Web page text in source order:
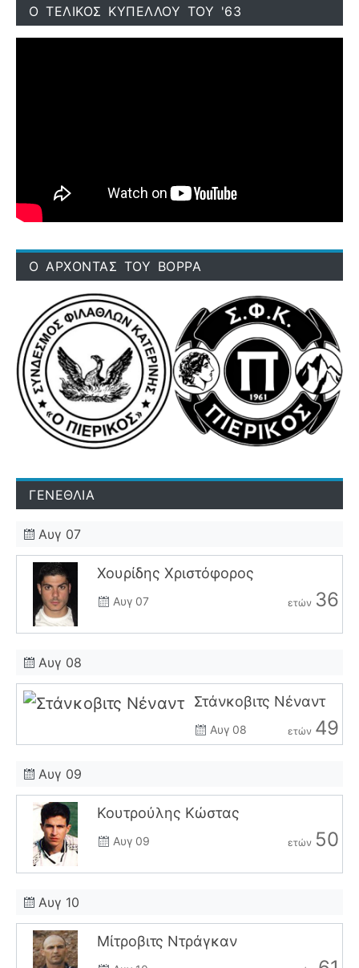
Ο ΤΕΛΙΚΟΣ ΚΥΠΕΛΛΟΥ ΤΟΥ '63
Ο ΑΡΧΟΝΤΑΣ ΤΟΥ ΒΟΡΡΑ
ΓΕΝΕΘΛΙΑ
Αυγ 07
Χουρίδης Χριστόφορος
Αυγ 07 ετών 36
Αυγ 08
Στάνκοβιτς Νέναντ
Αυγ 08 ετών 49
Αυγ 09
Κουτρούλης Κώστας
Αυγ 09 ετών 50
Αυγ 10
Μίτροβιτς Ντράγκαν